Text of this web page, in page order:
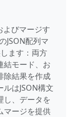
よびマージす
JSON配列マ
ます：両方
結モード、お
除結果を作成
はJSON構文
し、データを
マージを提供